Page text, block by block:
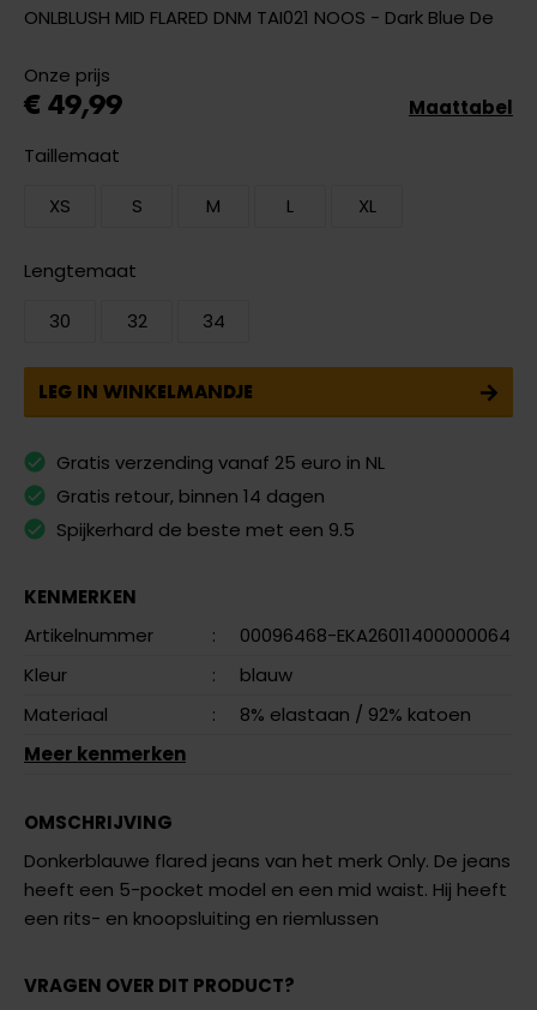
ONLBLUSH MID FLARED DNM TAI021 NOOS - Dark Blue De
Onze prijs
€ 49,99
Taillemaat
XS
S M L XL
Lengtemaat
30
32 34
Maattabel
LEG IN WINKELMANDJE
Gratis verzending vanaf 25 euro in NL
Gratis retour, binnen 14 dagen
Spijkerhard de beste met een 9.5
KENMERKEN
Artikelnummer
:
00096468-EKA26011400000064
Kleur
:
blauw
Materiaal
: 8% elastaan / 92% katoen
Meer kenmerken
OMSCHRIJVING
Donkerblauwe flared jeans van het merk Only. De jeans
heeft een 5-pocket model en een mid waist. Hij heeft
een rits- en knoopsluiting en riemlussen
VRAGEN OVER DIT PRODUCT?